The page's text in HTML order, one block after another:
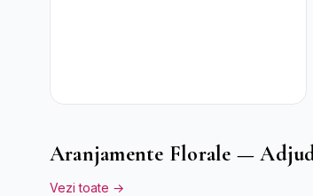
Aranjamente Florale —
Vezi toate →